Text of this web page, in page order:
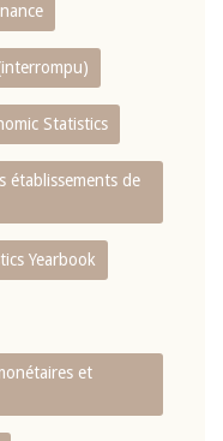
Statistics
établissements de
Yearbook
et